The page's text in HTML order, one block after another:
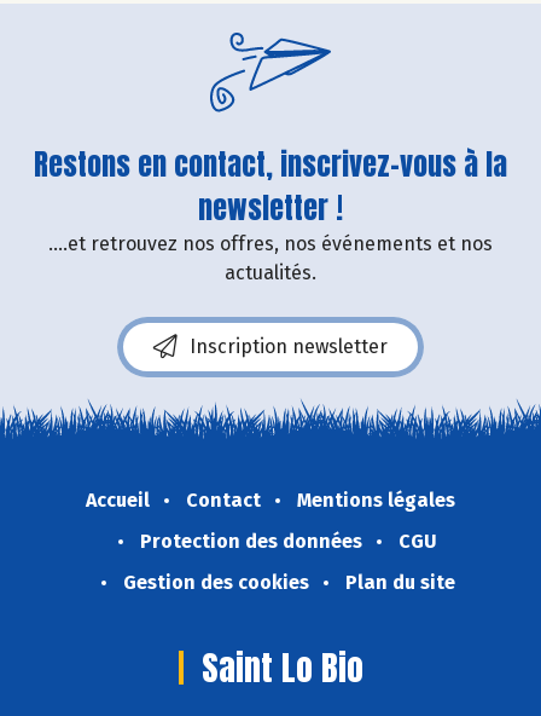
Restons en contact, inscrivez-vous à la
newsletter !
....et retrouvez nos offres, nos événements et nos
actualités.
Inscription newsletter
Accueil Contact
Mentions légales
Protection des données
CGU
Gestion des cookies
Plan du site
Saint Lo Bio